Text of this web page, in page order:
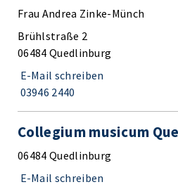
Frau Andrea Zinke-Münch
Brühlstraße 2
06484 Quedlinburg
E-Mail schreiben
03946 2440
Collegium musicum
06484 Quedlinburg
E-Mail schreiben